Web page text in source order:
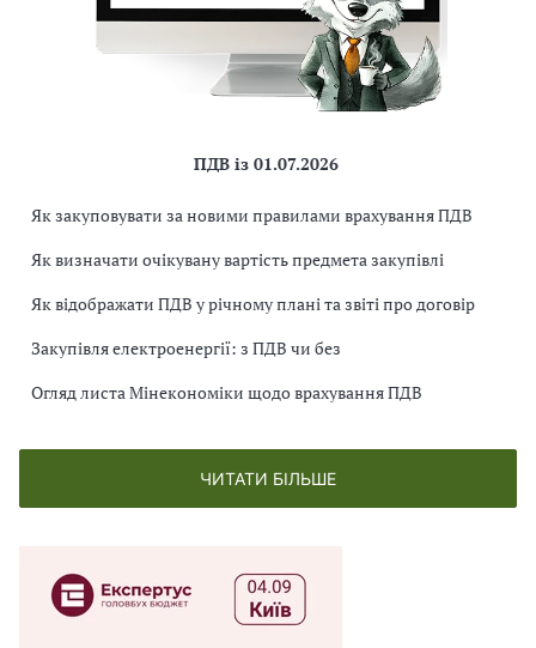
ПДВ із 01.07.2026
Як закуповувати за новими правилами врахування ПДВ
Як визначати очікувану вартість предмета закупівлі
Як відображати ПДВ у річному плані та звіті про договір
Закупівля електроенергії: з ПДВ чи без
Огляд листа Мінекономіки щодо врахування ПДВ
ЧИТАТИ БІЛЬШЕ